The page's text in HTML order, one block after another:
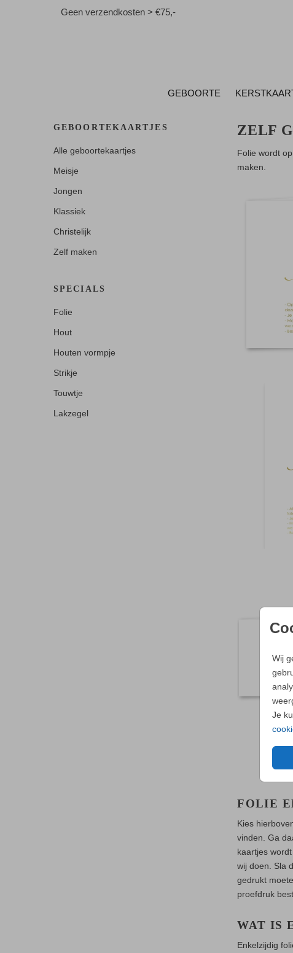
Geen verzendkosten > €75,-
GEBOORTE
Wij
Je
GEBOORTEKAARTJES
Alle geboortekaartjes
Meisje
Jongen
Klassiek
Christelijk
Zelf maken
SPECIALS
Folie
Hout
Houten vormpje
Strikje
Touwtje
Lakzegel
ZELF
Folie wordt
maken.
FOLIE
Kies
vinden. Ga
kaartjes
wij doen. Sla
gedrukt
proefdruk
WAT IS
Enkelzijdig